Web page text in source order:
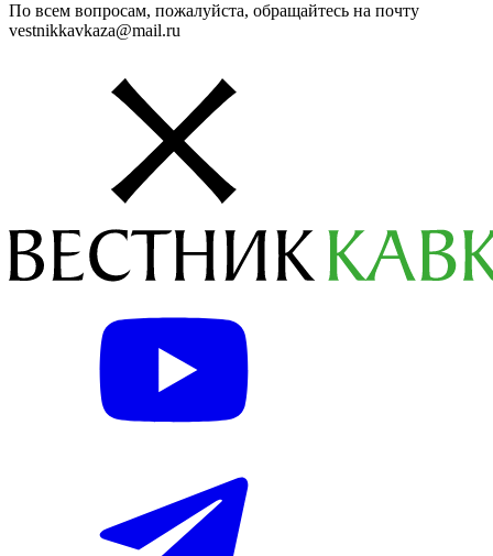
По всем вопросам, пожалуйста, обращайтесь на почту
vestnikkavkaza@mail.ru